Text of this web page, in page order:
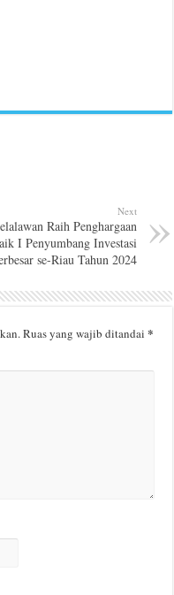
Next
Raih Penghargaan
I Penyumbang Investasi
se-Riau Tahun 2024
Ruas yang wajib ditandai*